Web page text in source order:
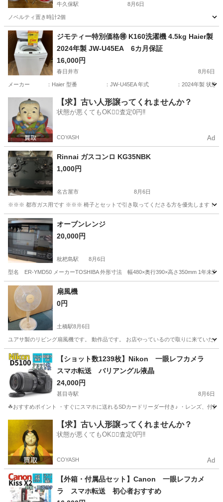
牛久保駅 8月6日
ノベルティ置き時計2個
愛知 豊川市 生活家電 餃子の王将
ジモティー特別価格🉐 K160洗濯機 4.5kg Haier製
2024年製 JW-U45EA 6カ月保証
16,000円
春日井市 8月6日
メーカー ：Haier 型番 ：JW-U45EA 年式 ：2024年製
春日井市 生活家電 貸し出し
【求】古い人形譲ってくれませんか？
状態が悪くてもOK🙆‍♀️査定0円‼️
COYASH Ad
Rinnai ガスコンロ KG35NBK
1,000円
名古屋市 8月6日
※※※ 都市ガス用です ※※※ 椅子とセットで引き取ってくださる方を優先します！ 希
愛知 名古屋市 キッチン家電
オーブンレンジ
20,000円
枇杷島駅 8月6日
型名 ER-YMD50 メーカーTOSHIBA 外形寸法 幅480×奥行390×高さ350mm 1年未満
愛知 清須市 枇杷島駅
扇風機
0円
土橋駅8月6日
ユアサ製のリビング扇風機です。 動作品です。 お店やっているので取りに来ていただ
愛知 みよし市 季節、空調家電
【ショット数1239枚】Nikon 一眼レフカメラ
スマホ転送 バリアングル液晶
24,000円
甚目寺駅 8月6日
☘おすすめポイント ・すぐにスマホに送れるSDカードリーダー付き♪ ・レンズ、付
甚目寺駅 カメラ アングル
【求】古い人形譲ってくれませんか？
状態が悪くてもOK🙆‍♀️査定0円‼️
COYASH Ad
【外箱・付属品セット】Canon 一眼レフカメ
ラ スマホ転送 初心者おすすめ